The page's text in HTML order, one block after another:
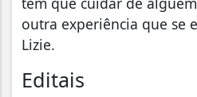
outra experiência que se
Lizie.
Editais